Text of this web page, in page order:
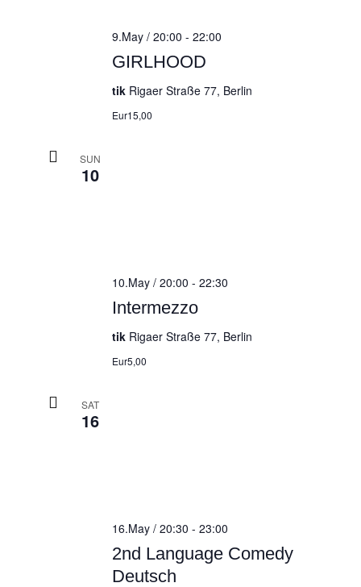
GIRLHOOD
9.May / 20:00 - 22:00
tik Rigaer Straße 77, Berlin
Eur15,00
SUN
10
Intermezzo
10.May / 20:00 - 22:30
tik Rigaer Straße 77, Berlin
Eur5,00
SAT
16
2nd Language Comedy
Deutsch
16.May / 20:30 - 23:00